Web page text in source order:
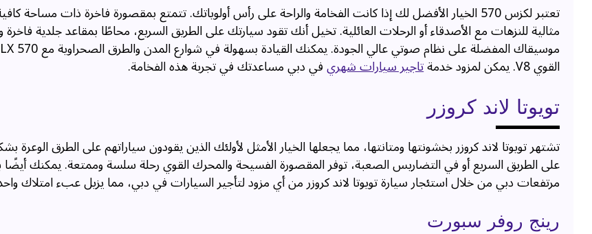
تعتبر لكزس 570 الخيار الأفضل لك إذا كانت الفخامة والراحة على رأس أولوياتك. تتمتع بمقصورة فاخرة ذات مساحة
مثالية للنزهات مع الأصدقاء أو الرحلات العائلية. تخيل أنك تقود سيارتك على الطريق السريع، محاطًا بمقاعد جلدية
القوي V8. يمكن لمزود خدمة تاجير سيارات شهريفي دبي مساعدتك في تجربة هذه الفخامة.
تويوتا لاند كروزر
تشتهر تويوتا لاند كروزر بخشونتها ومتانتها، مما يجعلها الخيار الأمثل لأولئك الذين يقودون سياراتهم على الطرق الوعرة
على الطريق السريع أو في التضاريس الصعبة، توفر المقصورة الفسيحة والمحرك القوي رحلة سلسة وممتعة. يمكنك
مرتفعات دبي من خلال استئجار سيارة تويوتا لاند كروزر من أي مزود لتأجير السيارات في دبي، مما يزيل عبء امتلاك
رينج روفر سبورت